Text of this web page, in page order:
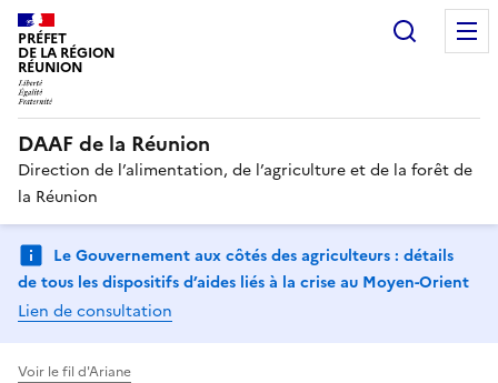
PRÉFET
DE LA RÉGION
RÉUNION
DAAF de la Réunion
Direction de l’alimentation, de l’agriculture et de la forêt de
la Réunion
Le Gouvernement aux côtés des agriculteurs : détails
de tous les dispositifs d’aides liés à la crise au Moyen-Orient
Lien de consultation
Voir le fil d'Ariane